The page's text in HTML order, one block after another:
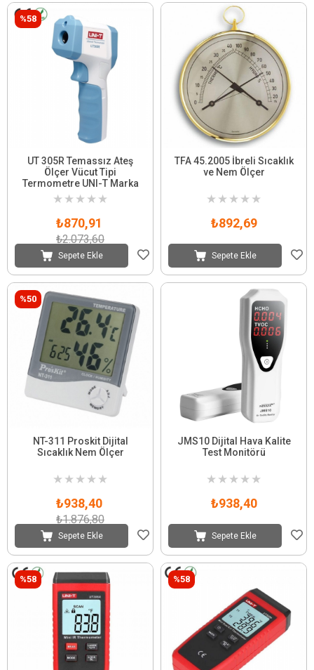
UT 305R Temassız Ateş
Ölçer Vücut Tipi
Termometre UNI-T Marka
★ ★ ★ ★ ★
₺870,91
₺2.073,60
Sepete Ekle
%58
TFA 45.2005 İbreli Sıcaklık
ve Nem Ölçer
★ ★ ★ ★ ★
₺892,69
Sepete Ekle
NT-311 Proskit Dijital
Sıcaklık Nem Ölçer
★ ★ ★ ★ ★
₺938,40
₺1.876,80
Sepete Ekle
%50
JMS10 Dijital Hava Kalite
Test Monitörü
★ ★ ★ ★ ★
₺938,40
Sepete Ekle
%58 %58